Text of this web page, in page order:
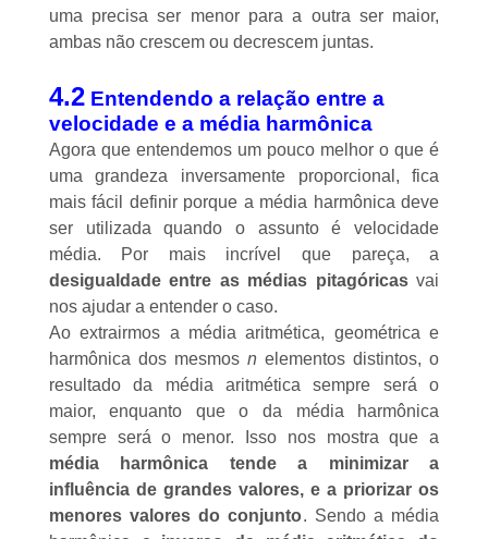
uma precisa ser menor para a outra ser maior,
ambas não crescem ou decrescem juntas.
4.2Entendendo a relação entre a
velocidade e a média harmônica
Agora que entendemos um pouco melhor o que é
uma grandeza inversamente proporcional, fica
mais fácil definir porque a média harmônica deve
ser utilizada quando o assunto é velocidade
média. Por mais incrível que pareça, a
desigualdade entre as médias pitagóricasvai
nos ajudar a entender o caso.
Ao extrairmos a média aritmética, geométrica e
harmônica dos mesmos nelementos distintos, o
resultado da média aritmética sempre será o
maior, enquanto que o da média harmônica
sempre será o menor. Isso nos mostra que a
média harmônica tende a minimizar a
influência de grandes valores, e a priorizar os
menores valores do conjunto. Sendo a média